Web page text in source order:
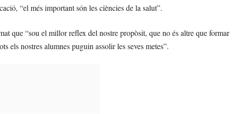
“el més important són les ciències de la salut”.
que “sou el millor reflex del nostre propòsit, que no és altre que formar
els nostres alumnes puguin assolir les seves metes”.